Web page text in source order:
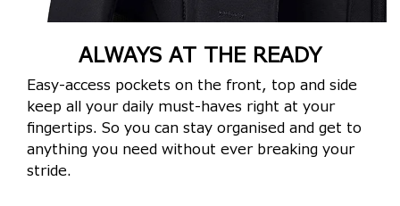
ALWAYS AT THE READY
Easy-access pockets on the front, top and side
keep all your daily must-haves right at your
fingertips. So you can stay organised and get to
anything you need without ever breaking your
stride.